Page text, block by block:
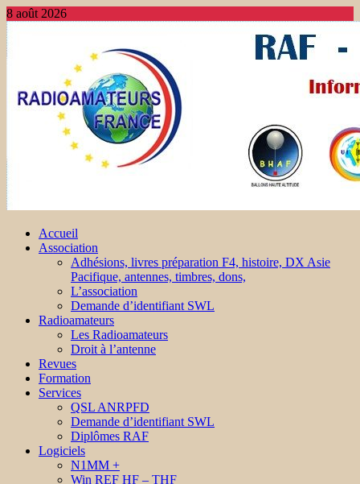
8 août 2026
Accueil
Association
Adhésions, livres préparation F4, histoire, DX Asie
Pacifique, antennes, timbres, dons,
L’association
Demande d’identifiant SWL
Radioamateurs
Les Radioamateurs
Droit à l’antenne
Revues
Formation
Services
QSL ANRPFD
Demande d’identifiant SWL
Diplômes RAF
Logiciels
N1MM +
Win REF HF – THF